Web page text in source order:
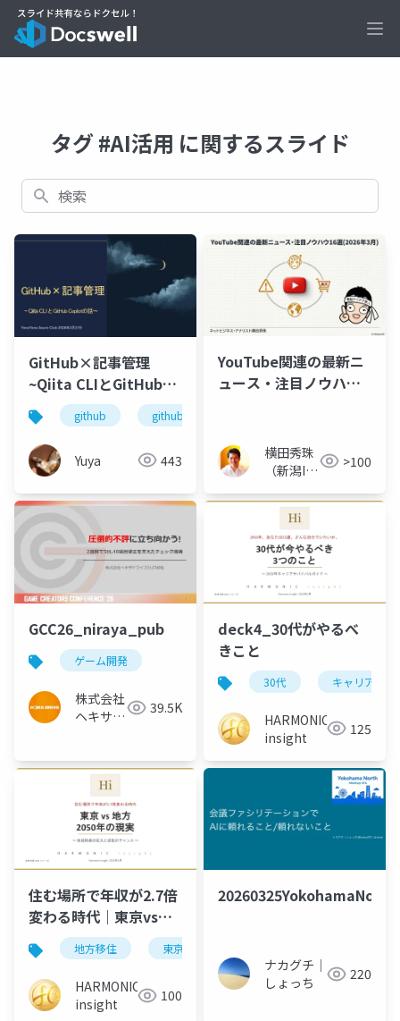
タグ #AI活用 に関するスライド
検索
GitHub×記事管理
~Qiita CLIとGitHub
Copilotの話~
github github copilot
Yuya 443
YouTube関連の最新ニ
ュース・注目ノウハウ
横田秀珠
（新潟IT
タント）
>100
GCC26_niraya_pub
ゲーム開発
株式会社
ヘキサド
39.5K
deck4_30代がやるべ
きこと
30代 キャリア
HARMONIC
insight
125
住む場所で年収が2.7倍
変わる時代｜東京vs地
方 2050年の現実
地方移住 東京
HARMONIC
insight
100
20260325YokohamaNorth
ナカグチ｜
しょっち
220